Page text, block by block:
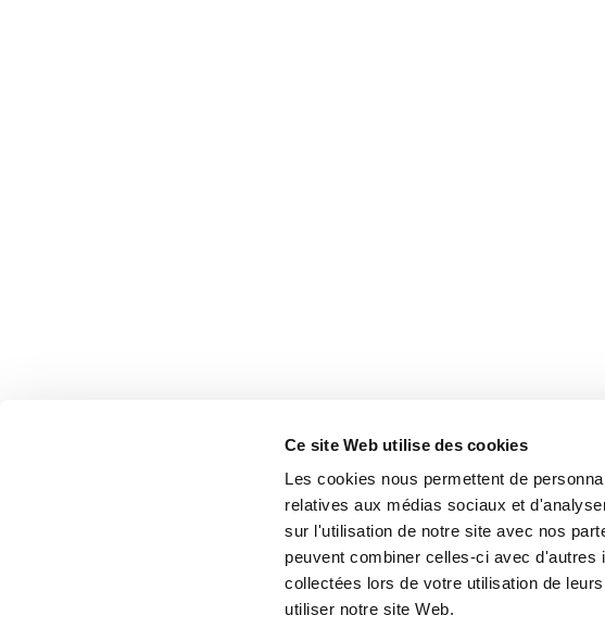
Ce site Web utilise des cookies
Les cookies nous permettent de
relatives aux médias sociaux et
sur l'utilisation de notre site avec nos
peuvent combiner celles-ci avec
collectées lors de votre utilisation de
utiliser notre site Web.